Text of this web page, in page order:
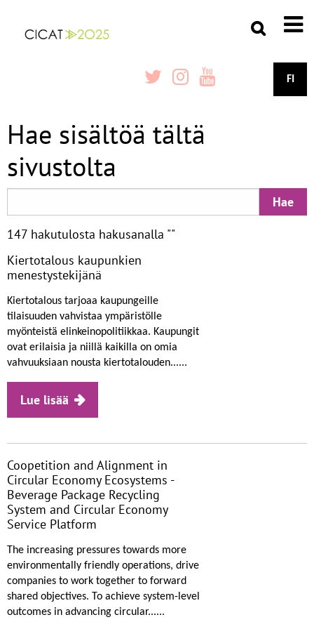
FI
Hae sisältöä tältä
sivustolta
147 hakutulosta hakusanalla ""
Kiertotalous kaupunkien
menestystekijänä
Kiertotalous tarjoaa kaupungeille
tilaisuuden vahvistaa ympäristölle
myönteistä elinkeinopolitiikkaa. Kaupungit
ovat erilaisia ja niillä kaikilla on omia
vahvuuksiaan nousta kiertotalouden......
Lue lisää
Coopetition and Alignment in
Circular Economy Ecosystems -
Beverage Package Recycling
System and Circular Economy
Service Platform
The increasing pressures towards more
environmentally friendly operations, drive
companies to work together to forward
shared objectives. To achieve system-level
outcomes in advancing circular......